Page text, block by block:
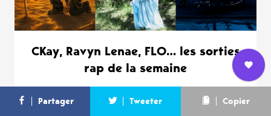
L’équipe
Nous
rejoindre
Newsletter
Partager Tweeter Copier
CKay, Ravyn Lenae, FLO… les sorties
rap de la semaine